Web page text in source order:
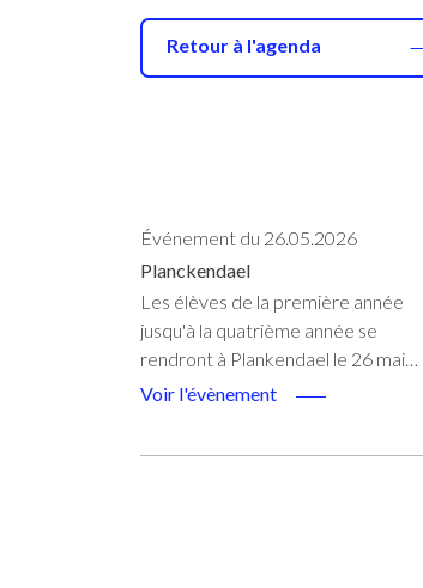
Retour à l'agenda
Événement du 26.05.2026
Planckendael
Les élèves de la première année
jusqu'à la quatrième année se
rendront à Plankendael le 26 mai…
Voir l'évènement